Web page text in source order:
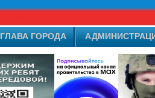
ГЛАВА ГОРОДА